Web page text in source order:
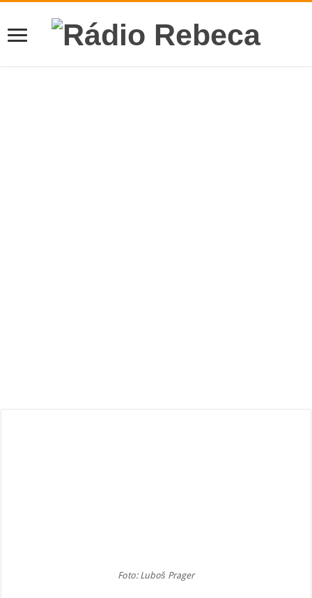
Foto: Luboš Prager